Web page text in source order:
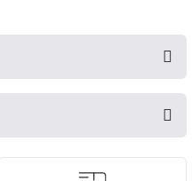
ve diğer konularda
kullanarak tarafımıza